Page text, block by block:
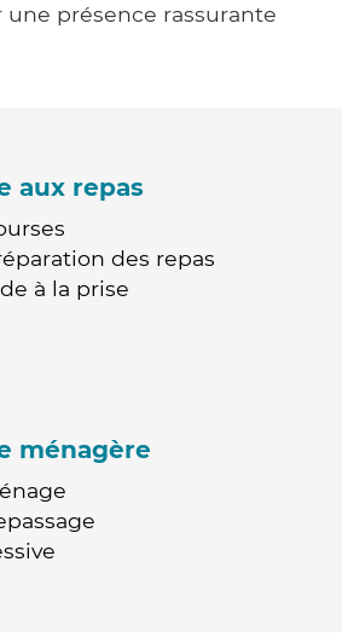
présence rassurante
aux repas
des repas
à la prise
ménagère